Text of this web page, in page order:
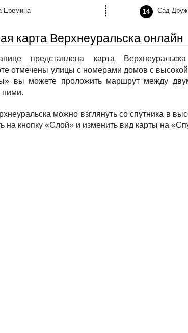
Еремина Сад
карта Верхнеуральска онлайн
представлена карта
отмечены улицы с номерами домов с
вы можете проложить маршрут между
ними.
можно взглянуть со спутника в
на кнопку «Слой» и изменить вид карты на